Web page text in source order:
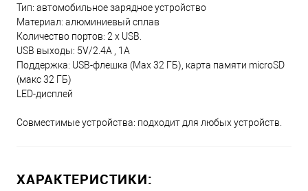
Тип: автомобильное зарядное устройство
Материал: алюминиевый сплав
Количество портов: 2 x USB.
USB выходы: 5V/2.4A , 1А
Поддержка: USB-флешка (Мах 32 ГБ), карта памяти microSD
(макс 32 ГБ)
LED-дисплей
Совместимые устройства: подходит для любых устройств.
ХАРАКТЕРИСТИКИ: